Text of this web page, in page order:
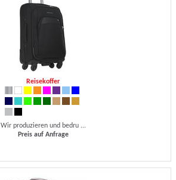
Reisekoffer
Wir produzieren und bedru ...
Preis auf Anfrage